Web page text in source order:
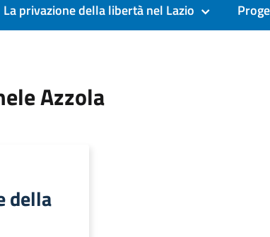
La privazione della libertà nel Lazio
Azzola
della